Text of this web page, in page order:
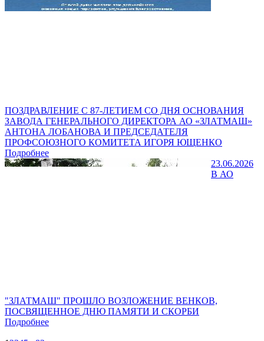
ПОЗДРАВЛЕНИЕ С 87-ЛЕТИЕМ СО ДНЯ ОСНОВАНИЯ
ЗАВОДА ГЕНЕРАЛЬНОГО ДИРЕКТОРА АО «ЗЛАТМАШ»
АНТОНА ЛОБАНОВА И ПРЕДСЕДАТЕЛЯ
ПРОФСОЮЗНОГО КОМИТЕТА ИГОРЯ ЮЩЕНКО
Подробнее
23.06.2026
В АО
"ЗЛАТМАШ" ПРОШЛО ВОЗЛОЖЕНИЕ ВЕНКОВ,
ПОСВЯЩЕННОЕ ДНЮ ПАМЯТИ И СКОРБИ
Подробнее